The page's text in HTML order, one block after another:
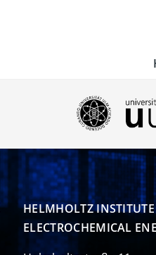
HELMHOLTZ
ELECTROCHEMICAL